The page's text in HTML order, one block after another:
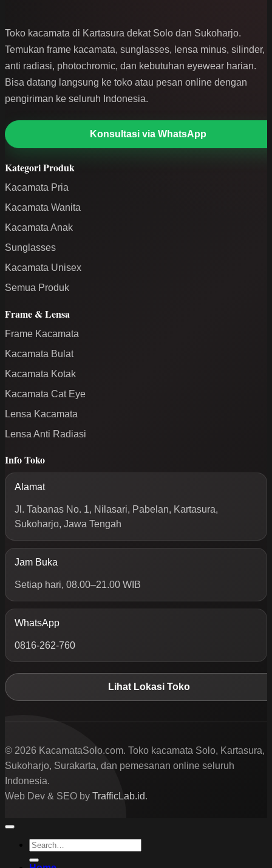
Toko kacamata di Kartasura dekat Solo dan Sukoharjo.
Temukan frame kacamata, sunglasses, lensa minus, silinder,
anti radiasi, photochromic, dan kebutuhan eyewear harian.
Bisa datang langsung ke toko atau pesan online dengan
pengiriman ke seluruh Indonesia.
Konsultasi via WhatsApp
Kategori Produk
Kacamata Pria
Kacamata Wanita
Kacamata Anak
Sunglasses
Kacamata Unisex
Semua Produk
Frame & Lensa
Frame Kacamata
Kacamata Bulat
Kacamata Kotak
Kacamata Cat Eye
Lensa Kacamata
Lensa Anti Radiasi
Info Toko
Alamat
Jl. Tabanas No. 1, Nilasari, Pabelan, Kartasura,
Sukoharjo, Jawa Tengah
Jam Buka
Setiap hari, 08.00–21.00 WIB
WhatsApp
0816-262-760
Lihat Lokasi Toko
© 2026 KacamataSolo.com. Toko kacamata Solo, Kartasura,
Sukoharjo, Surakarta, dan pemesanan online seluruh
Indonesia.
Web Dev & SEO by TrafficLab.id.
Search
for: